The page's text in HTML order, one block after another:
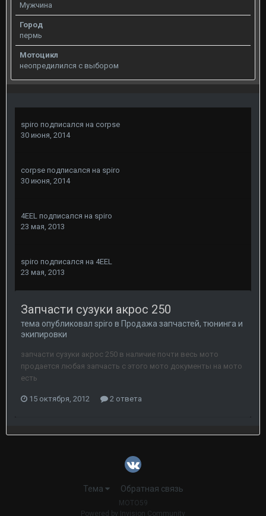
Мужчина
Город
пермь
Мотоцикл
неопредилился с выбором
spiro подписался на corpse
30 июня, 2014
corpse подписался на spiro
30 июня, 2014
4EEL подписался на spiro
23 мая, 2013
spiro подписался на 4EEL
23 мая, 2013
Запчасти сузуки акрос 250
тема опубликовал spiro в Продажа запчастей, тюнинга и
экипировки
запчасти сузуки акрос 250 в наличие почти весь мото
продается любая запчасть с этого мото документы на мото
есть
15 октября, 2012 2 ответа
Тема Обратная связь
MOTO59
Powered by Invision Community